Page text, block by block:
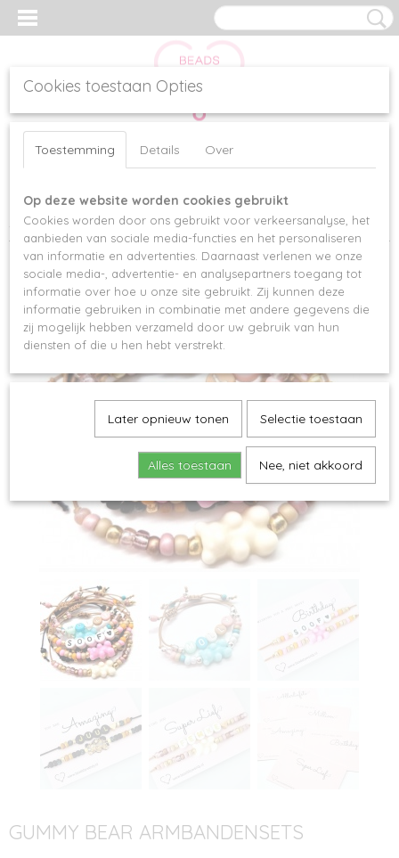
Inloggen Registreren
Home >Armbanden>Letterkralen>GUMMY BEAR
ARMBANDENSETS
GUMMY BEAR ARMBANDENSETS
Cookies toestaan Opties
Toestemming Details Over
Op deze website worden cookies gebruikt
Cookies worden door ons gebruikt voor verkeersanalyse, het
aanbieden van sociale media-functies en het personaliseren
van informatie en advertenties. Daarnaast verlenen we onze
sociale media-, advertentie- en analysepartners toegang tot
informatie over hoe u onze site gebruikt. Zij kunnen deze
informatie gebruiken in combinatie met andere gegevens die
zij mogelijk hebben verzameld door uw gebruik van hun
diensten of die u hen hebt verstrekt.
Later opnieuw tonen Selectie toestaan
Alles toestaan Nee, niet akkoord